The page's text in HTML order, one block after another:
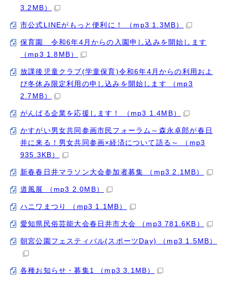
3.2MB）
市公式LINEがもっと便利に！ （mp3 1.3MB）
保育園 令和6年4月からの入園申し込みを開始します
（mp3 1.8MB）
放課後児童クラブ(学童保育)令和6年4月からの利用およ
び冬休み限定利用の申し込みを開始します （mp3
2.7MB）
がんばる企業を応援します！ （mp3 1.4MB）
かすがい男女共同参画市民フォーラム～森永卓郎が春日
井に来る！男女共同参画×経済について語る～ （mp3
935.3KB）
新春春日井マラソン大会参加者募集 （mp3 2.1MB）
道風展 （mp3 2.0MB）
ハニワまつり （mp3 1.1MB）
愛知県民俗芸能大会春日井市大会 （mp3 781.6KB）
朝宮公園フェスティバル(スポーツDay) （mp3 1.5MB）
各種お知らせ・募集1 （mp3 3.1MB）